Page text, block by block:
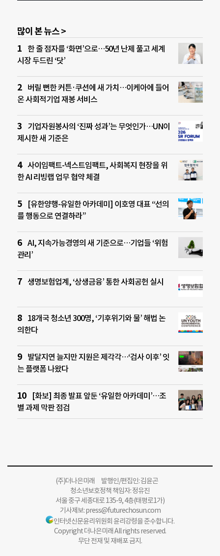
많이 본 뉴스 >
한 줄 점자를 ‘화면’으로…50년 난제 풀고 세계
시장 두드린 ‘닷’
버릴 뻔한 커튼·쿠션에 새 가치…이케아에 들어
온 사회적기업 재봉 서비스
기업자원봉사의 ‘진짜 성과’는 무엇인가…UN이
제시한 새 기준은
사이임팩트-넥스트임팩트, 사회복지 현장을 위
한 AI 리빙랩 업무 협약 체결
[유한양행-유일한 아카데미] 이호영 대표 “선의
를 행동으로 연결하라”
AI, 지속가능경영의 새 기준으로…기업들 ‘위험
관리’
생명보험업계, ‘상생금융’ 통한 사회공헌 실시
18개국 청소년 300명, ‘기후위기와 물’ 해법 논
의한다
발달지연 늘지만 지원은 제각각…‘검사 이후’ 잇
는 플랫폼 나왔다
[화보] 최종 발표 앞둔 ‘유일한 아카데미’…조
별 과제 막판 점검
(주)더나은미래 발행인/편집인: 김윤곤
청소년보호정책 책임자: 정유진
서울 중구 세종대로 135-9, 4층(태평로1가)
기사제보:press@futurechosun.com
인터넷신문윤리위원회 윤리강령을 준수합니다.
Copyright 더나은미래 All rights reserved.
무단 전재 및 재배포 금지.